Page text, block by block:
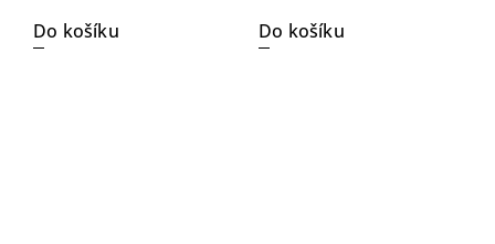
Do košíku Do košíku